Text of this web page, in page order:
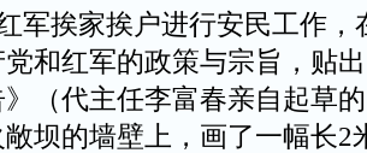
军挨家挨户进行安民工作，
和红军的政策与宗旨，贴
（代主任李富春亲自起草
坝的墙壁上，画了一幅长2